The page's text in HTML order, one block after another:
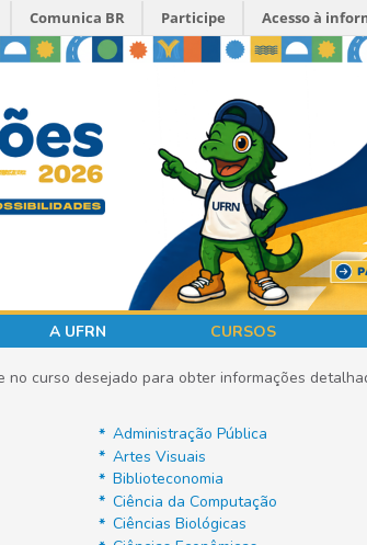
Comunica BR Participe Acesso à
A UFRN CURSOS
no curso desejado para obter informações
Administração Pública
Artes Visuais
Biblioteconomia
Ciência da Computação
Ciências Biológicas